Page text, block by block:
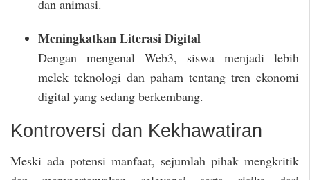
dan animasi.
Meningkatkan Literasi Digital
Dengan mengenal Web3, siswa menjadi lebih
melek teknologi dan paham tentang tren ekonomi
digital yang sedang berkembang.
Kontroversi dan Kekhawatiran
Meski ada potensi manfaat, sejumlah pihak mengkritik